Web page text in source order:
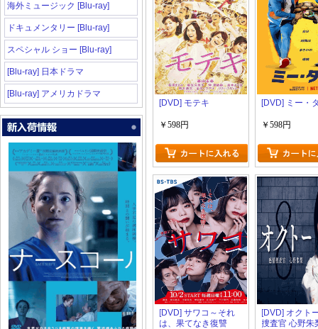
海外ミュージック [Blu-ray]
ドキュメンタリー [Blu-ray]
スペシャル ショー [Blu-ray]
[Blu-ray] 日本ドラマ
[Blu-ray] アメリカドラマ
[DVD] モテキ
￥598円
[DVD] ミー・
￥598円
[DVD] サワコ～それ
は、果てなき復讐
[DVD] オクト
捜査官 心野朱